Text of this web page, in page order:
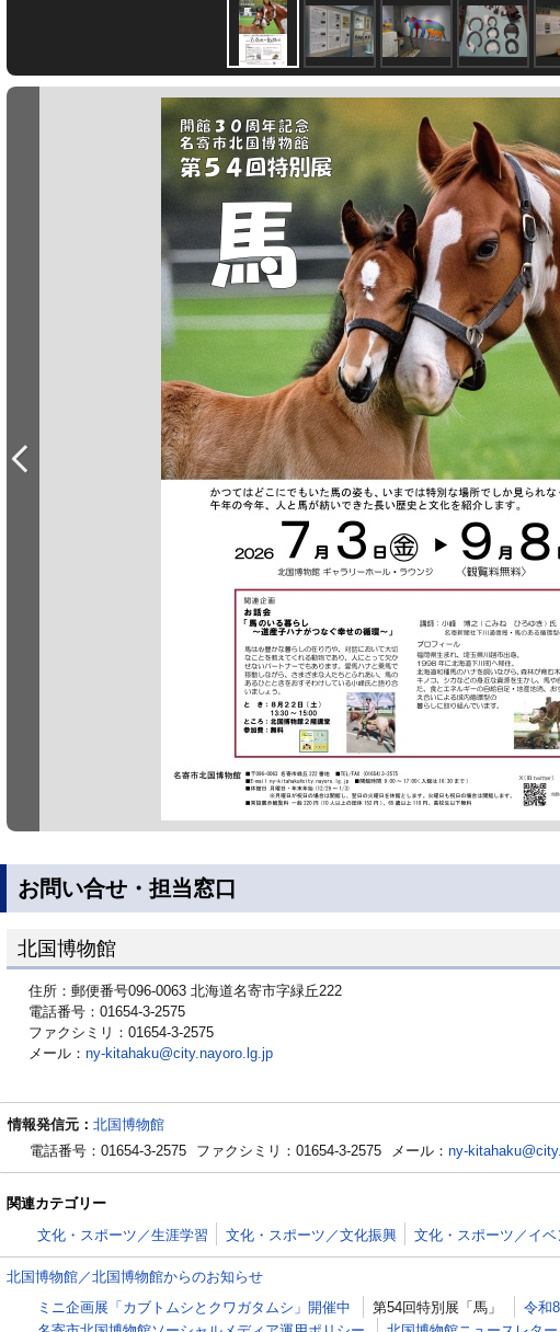
お問い合せ・担当窓口
北国博物館
住所：郵便番号096-0063 北海道名寄市字緑丘222
電話番号：01654-3-2575
ファクシミリ：01654-3-2575
メール： ny-kitahaku@city.nayoro.lg.jp
情報発信元： 北国博物館
電話番号：01654-3-2575
ファクシミリ：01654-3-2575 メール： ny-
関連カテゴリー
文化・スポーツ／生涯学習
文化・スポーツ／文化振興 文化・スポーツ／イベ
北国博物館／北国博物館からのお知らせ
ミニ企画展「カブトムシとクワガタムシ」開催中
第54回特別展「馬」
令和